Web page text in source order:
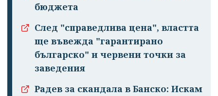
бюджета
След "справедлива цена", властта
ще въвежда "гарантирано
българско" и червени точки за
заведения
Радев за скандала в Банско: Искам